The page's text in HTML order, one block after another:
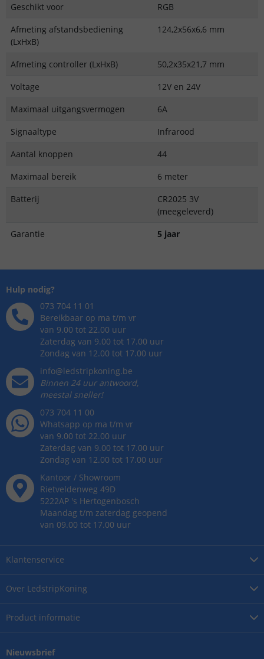
Geschikt voor
RGB
Afmeting afstandsbediening
(LxHxB)
124,2x56x6,6 mm
Afmeting controller (LxHxB)
50,2x35x21,7 mm
Voltage
12V en 24V
Maximaal uitgangsvermogen
6A
Signaaltype
Infrarood
Aantal knoppen
44
Maximaal bereik
6 meter
Batterij
CR2025 3V
(meegeleverd)
Garantie
5 jaar
Over LedstripKoning
Product informatie
Klantenservice
Hulp nodig?
073 704 11 01
Bereikbaar op ma t/m vr
van 9.00 tot 22.00 uur
Zaterdag van 9.00 tot 17.00 uur
Zondag van 12.00 tot 17.00 uur
info@ledstripkoning.be
Binnen 24 uur antwoord,
meestal sneller!
073 704 11 00
Whatsapp op ma t/m vr
van 9.00 tot 22.00 uur
Zaterdag van 9.00 tot 17.00 uur
Zondag van 12.00 tot 17.00 uur
Kantoor / Showroom
Rietveldenweg 49D
5222AP 's Hertogenbosch
Maandag t/m zaterdag geopend
van 09.00 tot 17.00 uur
Nieuwsbrief